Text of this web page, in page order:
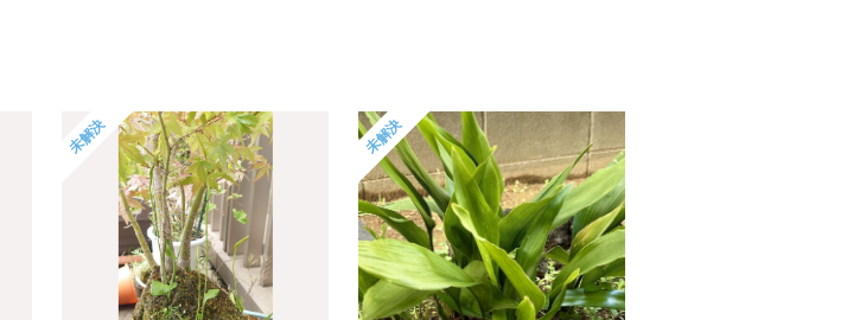
未解決 未解決